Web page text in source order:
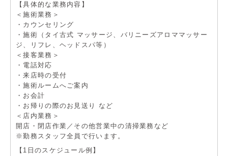
【具体的な業務内容】
＜施術業務＞
・カウンセリング
・施術（タイ古式 マッサージ、バリニーズアロママッサー
ジ、リフレ、ヘッドスパ等）
＜接客業務＞
・電話対応
・来店時の受付
・施術ルームへご案内
・お会計
・お帰りの際のお見送り など
＜店内業務＞
開店・閉店作業／その他営業中の清掃業務など
※勤務スタッフ全員で行います。
【1日のスケジュール例】